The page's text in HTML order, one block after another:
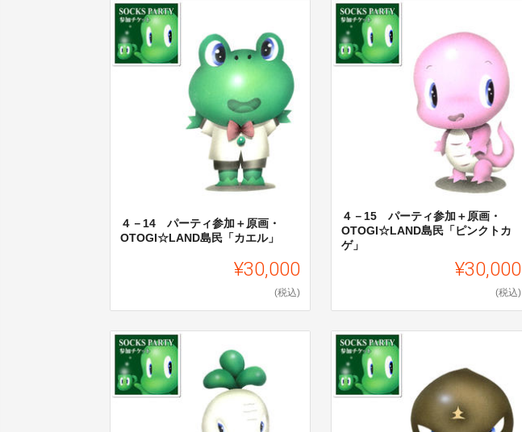
４－14 パーティ参加＋原画・
OTOGI☆LAND島民「カエル」
¥30,000
(税込)
４－15 パーティ参加＋原画・
OTOGI☆LAND島民「ピンクトカ
ゲ」
¥30,000
(税込)